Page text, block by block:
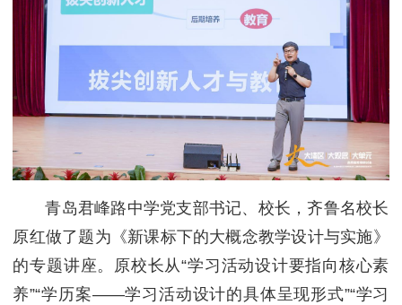
青岛君峰路中学党支部书记、校长，齐鲁名校长
原红做了题为《新课标下的大概念教学设计与实施》
的专题讲座。原校长从“学习活动设计要指向核心素
养”“学历案——学习活动设计的具体呈现形式”“学习